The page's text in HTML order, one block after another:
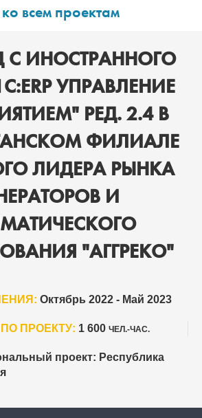
всем проектам
С ИНОСТРАННОГО
УПРАВЛЕНИЕ
РЕД. 2.4 В
ФИЛИАЛЕ
ЛИДЕРА РЫНКА
И
"АГГРЕКО"
Октябрь 2022 - Май 2023
ПРОЕКТУ: 1 600 ЧЕЛ.-ЧАС.
проект: Республика